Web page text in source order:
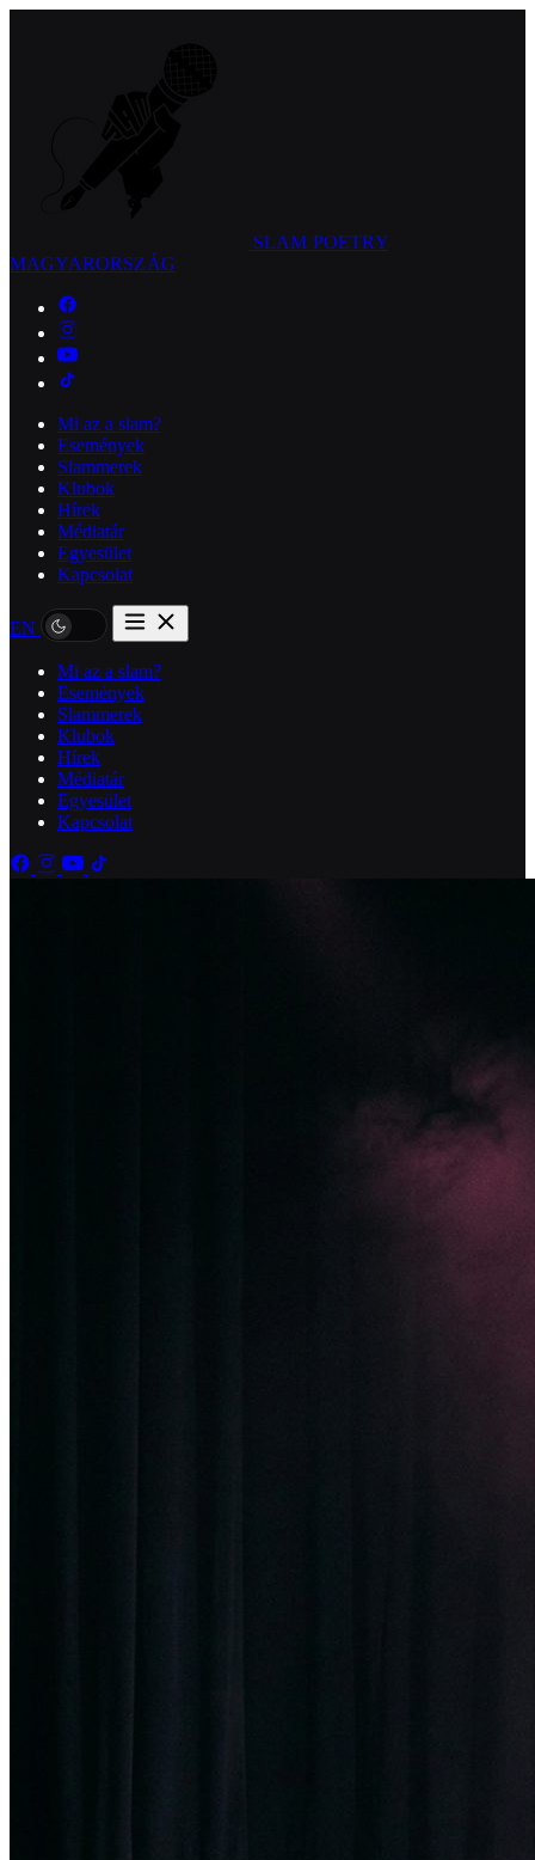
SLAM POETRY
MAGYARORSZÁG
Mi az a slam?
Események
Slammerek
Klubok
Hírek
Médiatár
Egyesület
Kapcsolat
EN
Mi az a slam?
Események
Slammerek
Klubok
Hírek
Médiatár
Egyesület
Kapcsolat